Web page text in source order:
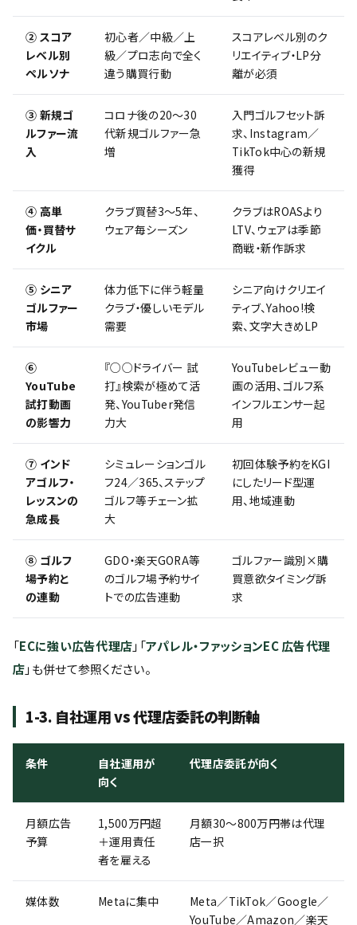
② スコア
レベル別
ペルソナ
初心者／中級／上
級／プロ志向で全く
違う購買行動
スコアレベル別のク
リエイティブ・LP分
離が必須
③ 新規ゴ
ルファー流
入
コロナ後の20〜30
代新規ゴルファー急
増
入門ゴルフセット訴
求、Instagram／
TikTok中心の新規
獲得
④ 高単
価・買替サ
イクル
クラブ買替3〜5年、
ウェア毎シーズン
クラブはROASより
LTV、ウェアは季節
商戦・新作訴求
⑤ シニア
ゴルファー
市場
体力低下に伴う軽量
クラブ・優しいモデル
需要
シニア向けクリエイ
ティブ、Yahoo!検
索、文字大きめLP
⑥
YouTube
試打動画
の影響力
『○○ドライバー 試
打』検索が極めて活
発、YouTuber発信
力大
YouTubeレビュー動
画の活用、ゴルフ系
インフルエンサー起
用
⑦ インド
アゴルフ・
レッスンの
急成長
シミュレーションゴル
フ24／365、ステップ
ゴルフ等チェーン拡
大
初回体験予約をKGI
にしたリード型運
用、地域連動
⑧ ゴルフ
場予約と
の連動
GDO・楽天GORA等
のゴルフ場予約サイ
トでの広告連動
ゴルファー識別×購
買意欲タイミング訴
求
「ECに強い広告代理店」「アパレル・ファッションEC 広告代理
店」も併せて参照ください。
1-3. 自社運用 vs 代理店委託の判断軸
条件
自社運用が
向く
代理店委託が向く
月額広告
予算
1,500万円超
＋運用責任
者を雇える
月額30〜800万円帯は代理
店一択
媒体数 Metaに集中
Meta／TikTok／Google／
YouTube／Amazon／楽天